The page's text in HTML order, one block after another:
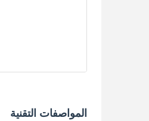
المواصفات التقنية